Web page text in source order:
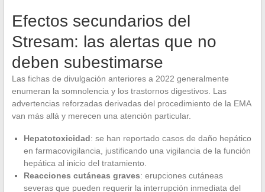
Efectos secundarios del
Stresam: las alertas que no
deben subestimarse
Las fichas de divulgación anteriores a 2022 generalmente
enumeran la somnolencia y los trastornos digestivos. Las
advertencias reforzadas derivadas del procedimiento de la EMA
van más allá y merecen una atención particular.
Hepatotoxicidad: se han reportado casos de daño hepático
en farmacovigilancia, justificando una vigilancia de la función
hepática al inicio del tratamiento.
Reacciones cutáneas graves: erupciones cutáneas
severas que pueden requerir la interrupción inmediata del